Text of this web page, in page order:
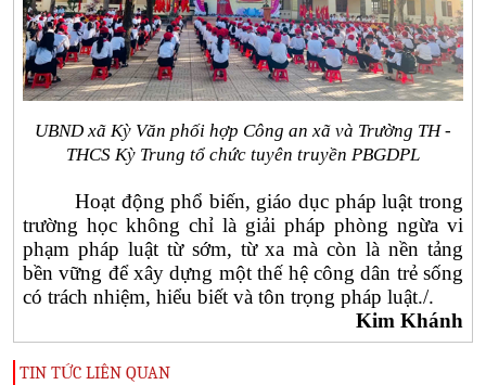
UBND xã Kỳ Văn phối hợp Công an xã và Trường TH -
THCS Kỳ Trung tổ chức tuyên truyền PBGDPL
Hoạt động phổ biến, giáo dục pháp luật trong
trường học không chỉ là giải pháp phòng ngừa vi
phạm pháp luật từ sớm, từ xa mà còn là nền tảng
bền vững để xây dựng một thế hệ công dân trẻ sống
có trách nhiệm, hiểu biết và tôn trọng pháp luật./.
Kim Khánh
TIN TỨC LIÊN QUAN